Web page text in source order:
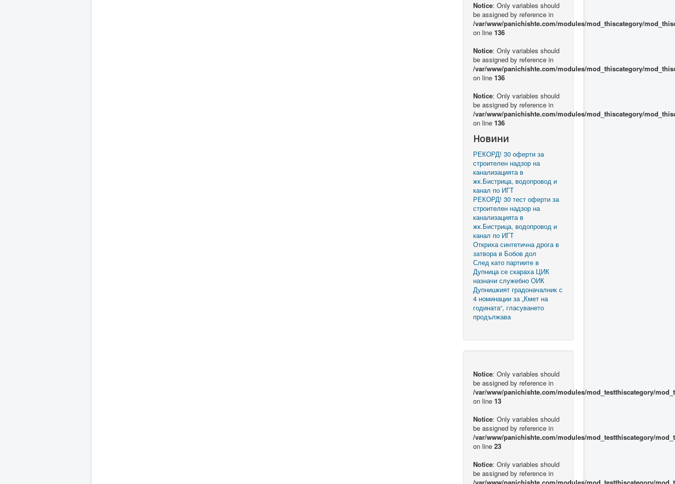
Notice: Only variables should
be assigned by reference in
/var/www/panichishte.com/modules/mod_thiscategory/
on line 136
Notice: Only variables should
be assigned by reference in
/var/www/panichishte.com/modules/mod_thiscategory/
on line 136
Notice: Only variables should
be assigned by reference in
/var/www/panichishte.com/modules/mod_thiscategory/
on line 136
Новини
РЕКОРД! 30 оферти за
строителен надзор на
канализацията в
жк.Бистрица, водопровод и
канал по ИГТ
РЕКОРД! 30 тест оферти за
строителен надзор на
канализацията в
жк.Бистрица, водопровод и
канал по ИГТ
Откриха синтетична дрога в
затвора в Бобов дол
След като партиите в
Дупница се скараха ЦИК
назначи служебно ОИК
Дупнишкият градоначалник с
4 номинации за „Кмет на
годината“, гласуването
продължава
Notice: Only variables should
be assigned by reference in
/var/www/panichishte.com/modules/mod_testthiscategory/
on line 13
Notice: Only variables should
be assigned by reference in
/var/www/panichishte.com/modules/mod_testthiscategory/
on line 23
Notice: Only variables should
be assigned by reference in